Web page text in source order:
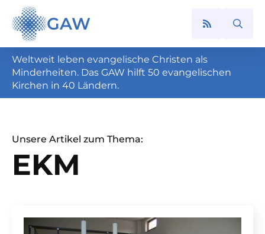
GAW
Search
Weltweit leben evangelische Christen als
Minderheiten. Das GAW hilft 50 evangelischen
Kirchen in 40 Ländern.
Unsere Artikel zum Thema:
EKM